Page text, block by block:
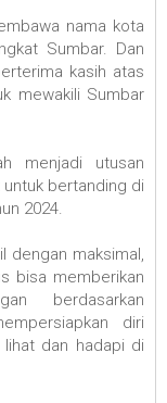
nama kota
Sumbar. Dan
kasih atas
mewakili Sumbar
menjadi utusan
bertanding di
2024.
dengan maksimal,
bisa memberikan
berdasarkan
diri
dan hadapi di